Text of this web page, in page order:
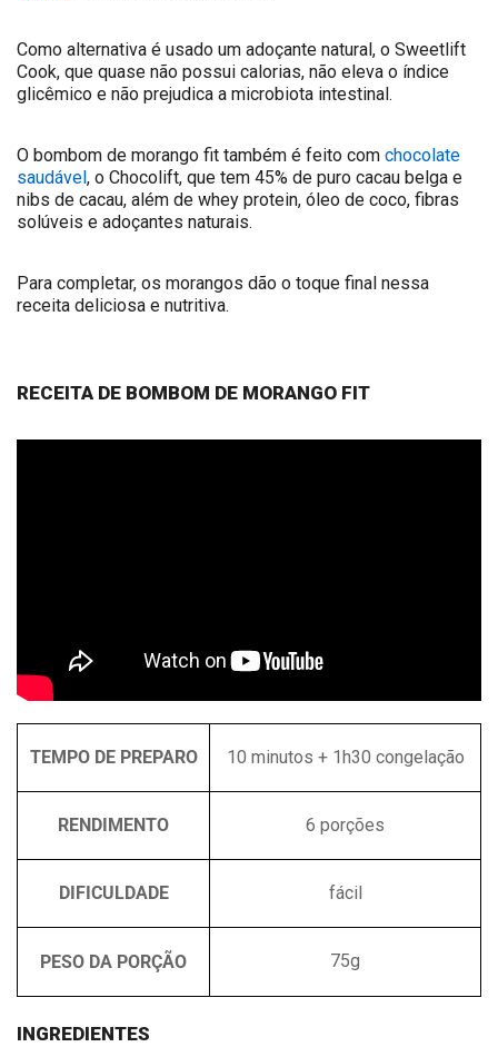
Como alternativa é usado um adoçante natural, o Sweetlift
Cook, que quase não possui calorias, não eleva o índice
glicêmico e não prejudica a microbiota intestinal.
O bombom de morango fit também é feito com chocolate
saudável, o Chocolift, que tem 45% de puro cacau belga e
nibs de cacau, além de whey protein, óleo de coco, fibras
solúveis e adoçantes naturais.
Para completar, os morangos dão o toque final nessa
receita deliciosa e nutritiva.
RECEITA DE BOMBOM DE MORANGO FIT
TEMPO DE PREPARO 10 minutos + 1h30 congelação
RENDIMENTO 6 porções
DIFICULDADE fácil
PESO DA PORÇÃO 75g
INGREDIENTES